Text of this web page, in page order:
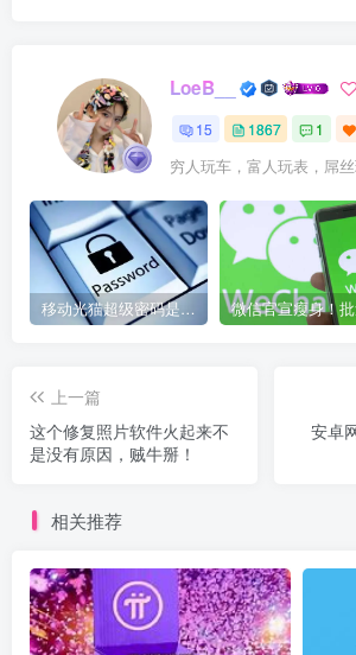
LoeB__
15 1867 1
穷人玩车，富人玩表，屌丝
移动光猫超级密码是多少？移动光猫超级管理员后台账号与密码
上一篇
这个修复照片软件火起来不
是没有原因，贼牛掰！
安卓
相关推荐